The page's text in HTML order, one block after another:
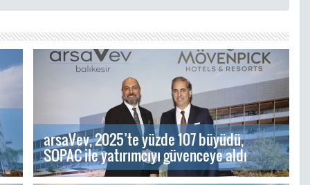
arsaVev, 2025’te yüzde 107 büyüdü,
SOPAC ile yatırımcıyı güvenceye aldı